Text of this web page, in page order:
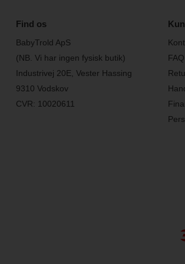
Find os
BabyTrold ApS
(NB. Vi har ingen fysisk butik)
Industrivej 20E, Vester Hassing
9310 Vodskov
CVR: 10020611
FAQ